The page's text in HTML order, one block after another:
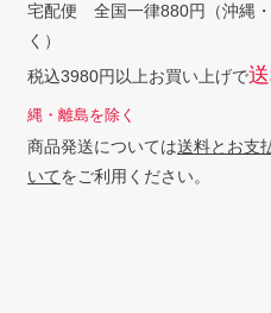
宅配便 全国一律880円（沖縄
く）
税込3980円以上お買い上げで
縄・離島を除く
商品発送については送料とお支
いてをご利用ください。